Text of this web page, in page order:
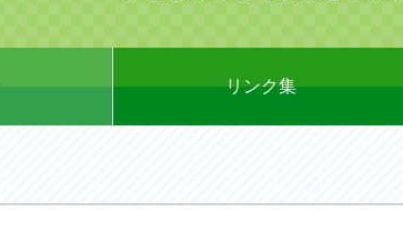
リンク集